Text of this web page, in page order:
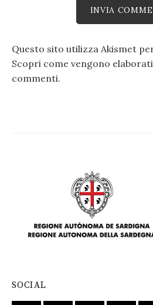
Questo sito utilizza Akismet
Scopri come vengono
commenti.
SOCIAL